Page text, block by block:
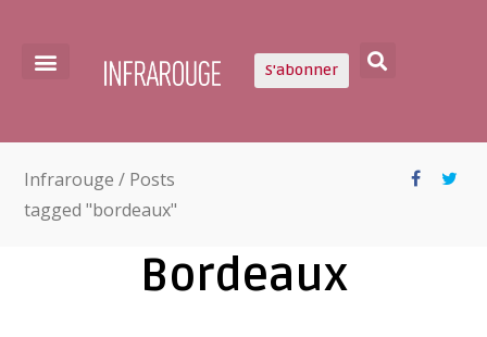
S'abonner
Infrarouge / Posts
tagged "bordeaux"
Bordeaux